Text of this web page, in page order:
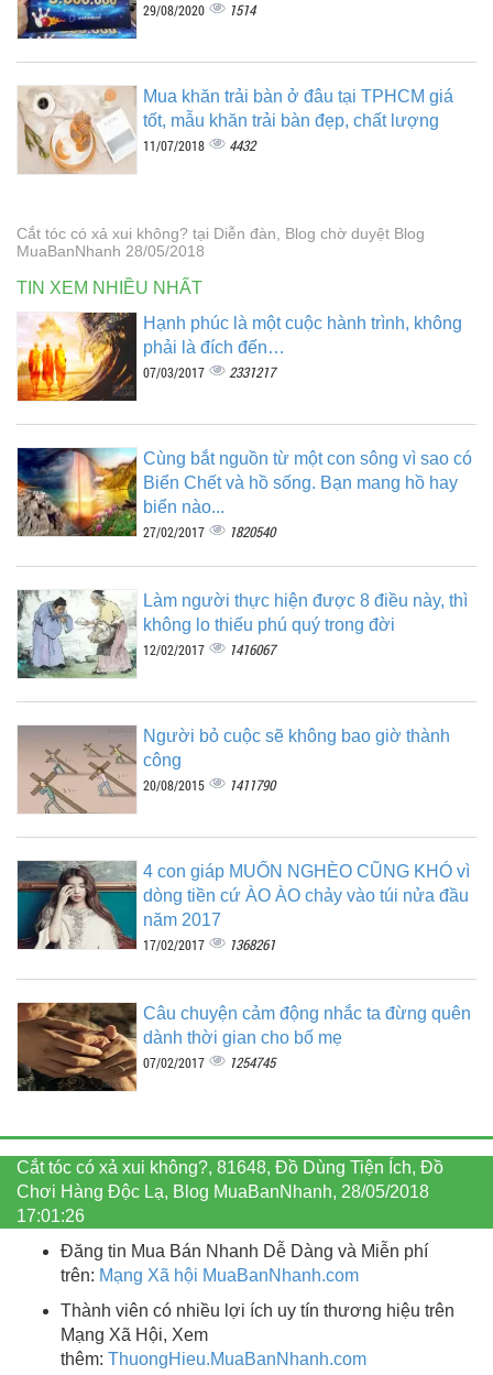
29/08/2020 1514
Mua khăn trải bàn ở đâu tại TPHCM giá
tốt, mẫu khăn trải bàn đẹp, chất lượng
11/07/2018 4432
Cắt tóc có xả xui không? tại Diễn đàn, Blog chờ duyệt Blog
MuaBanNhanh 28/05/2018
TIN XEM NHIỀU NHẤT
Hạnh phúc là một cuộc hành trình, không
phải là đích đến…
07/03/2017 2331217
Cùng bắt nguồn từ một con sông vì sao có
Biển Chết và hồ sống. Bạn mang hồ hay
biển nào...
27/02/2017 1820540
Làm người thực hiện được 8 điều này, thì
không lo thiếu phú quý trong đời
12/02/2017 1416067
Người bỏ cuộc sẽ không bao giờ thành
công
20/08/2015 1411790
4 con giáp MUỐN NGHÈO CŨNG KHÓ vì
dòng tiền cứ ÀO ÀO chảy vào túi nửa đầu
năm 2017
17/02/2017 1368261
Câu chuyện cảm động nhắc ta đừng quên
dành thời gian cho bố mẹ
07/02/2017 1254745
Cắt tóc có xả xui không?, 81648, Đồ Dùng Tiện Ích, Đồ
Chơi Hàng Độc Lạ, Blog MuaBanNhanh, 28/05/2018
17:01:26
Đăng tin Mua Bán Nhanh Dễ Dàng và Miễn phí
trên: Mạng Xã hội MuaBanNhanh.com
Thành viên có nhiều lợi ích uy tín thương hiệu trên
Mạng Xã Hội, Xem
thêm: ThuongHieu.MuaBanNhanh.com